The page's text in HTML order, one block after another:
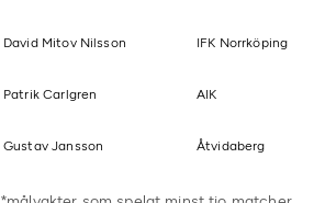
David Mitov Nilsson IFK Norrköping
Patrik Carlgren AIK
Gustav Jansson Åtvidaberg